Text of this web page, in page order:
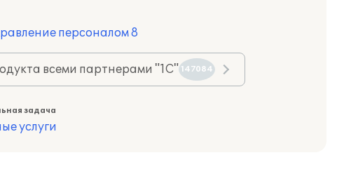
персоналом 8
всеми партнерами "1С" 147084
задача
услуги